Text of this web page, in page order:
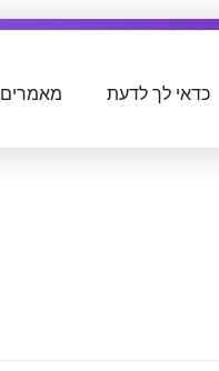
כדאי לך לדעת מאמרים